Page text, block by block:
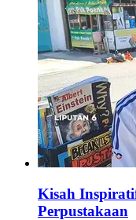
Kisah
Perpustakaan